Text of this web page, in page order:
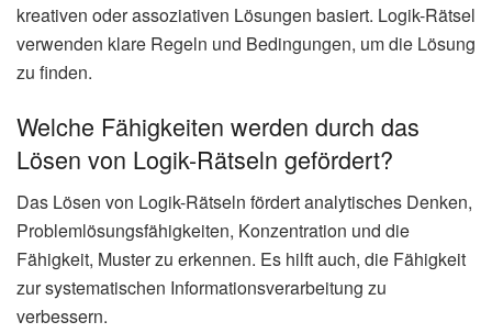
kreativen oder assoziativen Lösungen basiert. Logik-Rätsel
verwenden klare Regeln und Bedingungen, um die Lösung
zu finden.
Welche Fähigkeiten werden durch das
Lösen von Logik-Rätseln gefördert?
Das Lösen von Logik-Rätseln fördert analytisches Denken,
Problemlösungsfähigkeiten, Konzentration und die
Fähigkeit, Muster zu erkennen. Es hilft auch, die Fähigkeit
zur systematischen Informationsverarbeitung zu
verbessern.